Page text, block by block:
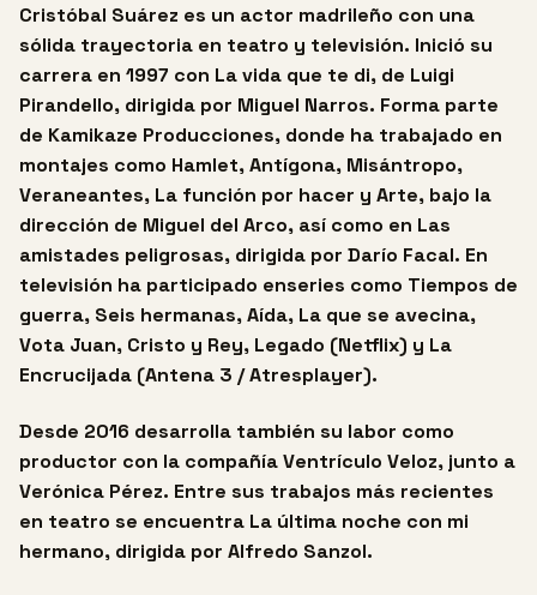
Cristóbal Suárez es un actor madrileño con una
sólida trayectoria en teatro y televisión. Inició su
carrera en 1997 con La vida que te di, de Luigi
Pirandello, dirigida por Miguel Narros. Forma parte
de Kamikaze Producciones, donde ha trabajado en
montajes como Hamlet, Antígona, Misántropo,
Veraneantes, La función por hacer y Arte, bajo la
dirección de Miguel del Arco, así como en Las
amistades peligrosas, dirigida por Darío Facal. En
televisión ha participado enseries como Tiempos de
guerra, Seis hermanas, Aída, La que se avecina,
Vota Juan, Cristo y Rey, Legado (Netflix) y La
Encrucijada (Antena 3 / Atresplayer).
Desde 2016 desarrolla también su labor como
productor con la compañía Ventrículo Veloz, junto a
Verónica Pérez. Entre sus trabajos más recientes
en teatro se encuentra La última noche con mi
hermano, dirigida por Alfredo Sanzol.